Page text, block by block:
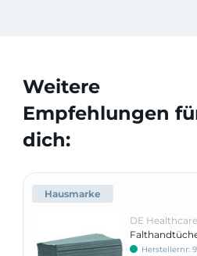
Weitere
Empfehlungen
dich:
Hausmarke
DE Healthcare
Herstellernr: